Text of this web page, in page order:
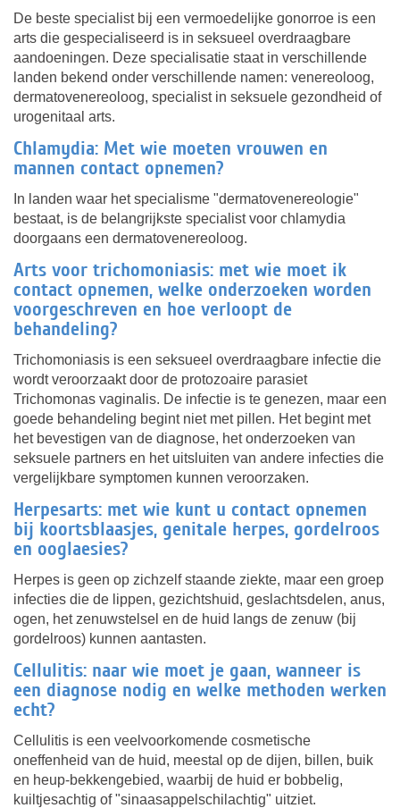
De beste specialist bij een vermoedelijke gonorroe is een
arts die gespecialiseerd is in seksueel overdraagbare
aandoeningen. Deze specialisatie staat in verschillende
landen bekend onder verschillende namen: venereoloog,
dermatovenereoloog, specialist in seksuele gezondheid of
urogenitaal arts.
Chlamydia: Met wie moeten vrouwen en
mannen contact opnemen?
In landen waar het specialisme "dermatovenereologie"
bestaat, is de belangrijkste specialist voor chlamydia
doorgaans een dermatovenereoloog.
Arts voor trichomoniasis: met wie moet ik
contact opnemen, welke onderzoeken worden
voorgeschreven en hoe verloopt de
behandeling?
Trichomoniasis is een seksueel overdraagbare infectie die
wordt veroorzaakt door de protozoaire parasiet
Trichomonas vaginalis. De infectie is te genezen, maar een
goede behandeling begint niet met pillen. Het begint met
het bevestigen van de diagnose, het onderzoeken van
seksuele partners en het uitsluiten van andere infecties die
vergelijkbare symptomen kunnen veroorzaken.
Herpesarts: met wie kunt u contact opnemen
bij koortsblaasjes, genitale herpes, gordelroos
en ooglaesies?
Herpes is geen op zichzelf staande ziekte, maar een groep
infecties die de lippen, gezichtshuid, geslachtsdelen, anus,
ogen, het zenuwstelsel en de huid langs de zenuw (bij
gordelroos) kunnen aantasten.
Cellulitis: naar wie moet je gaan, wanneer is
een diagnose nodig en welke methoden werken
echt?
Cellulitis is een veelvoorkomende cosmetische
oneffenheid van de huid, meestal op de dijen, billen, buik
en heup-bekkengebied, waarbij de huid er bobbelig,
kuiltjesachtig of "sinaasappelschilachtig" uitziet.